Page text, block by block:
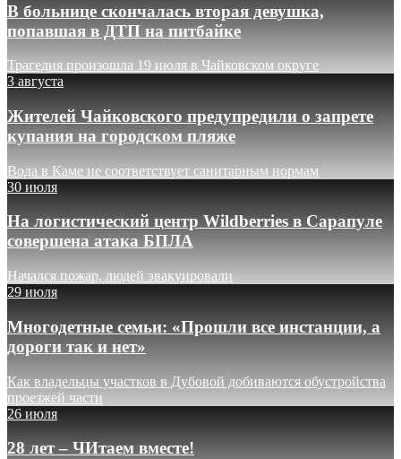
В больнице скончалась вторая девушка,
попавшая в ДТП на питбайке
Трагедия произошла 19 июля в Чайковском округе
3 августа
Жителей Чайковского предупредили о запрете
купания на городском пляже
Вода в Каме не соответствует санитарным нормам
30 июля
На логистический центр Wildberries в Сарапуле
совершена атака БПЛА
Начался пожар, людей эвакуировали
29 июля
Многодетные семьи: «Прошли все инстанции, а
дороги так и нет»
Как владельцы участков в Дубовой добиваются обустройства
проезжей части
26 июля
28 лет – ЧИтаем вместе!